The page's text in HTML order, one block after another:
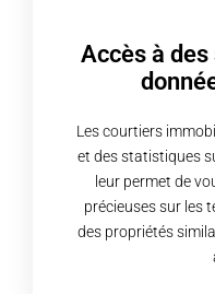
Accès à
Les courtiers
et des statistiques
leur permet de
précieuses sur les
des propriétés